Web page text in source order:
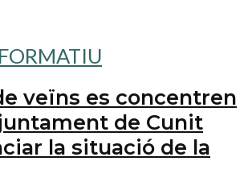
veïns es concentren
de Cunit
la situació de la